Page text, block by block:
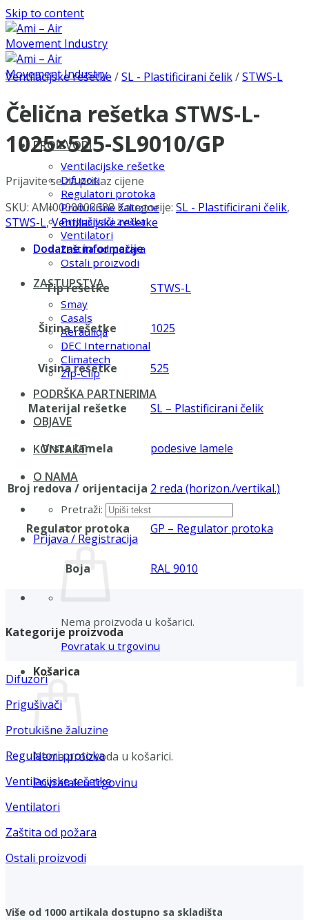
Skip to content
PROIZVODI
Ventilacijske rešetke
Difuzori
Regulatori protoka
Protukišne žaluzine
Prigušivači zvuka
Ventilatori
Zaštita od požara
Ostali proizvodi
ZASTUPSTVA
Smay
Casals
Aerauliqa
DEC International
Climatech
Zip-Clip
PODRŠKA PARTNERIMA
OBJAVE
KONTAKT
O NAMA
Pretraži:
Prijava / Registracija
Nema proizvoda u košarici.
Povratak u trgovinu
Košarica
Nema proizvoda u košarici.
Povratak u trgovinu
Ventilacijske rešetke /SL - Plastificirani čelik/STWS-L
Čelična rešetka STWS-L-
1025×525-SL9010/GP
Prijavite se za prikaz cijene
SKU: AMI0000003688 Kategorije: SL - Plastificirani čelik,
STWS-L,Ventilacijske rešetke
Dodatne informacije
Tip rešetke STWS-L
Širina rešetke 1025
Visina rešetke 525
Materijal rešetke SL – Plastificirani čelik
Vrsta lamela podesive lamele
Broj redova / orijentacija 2 reda (horizon./vertikal.)
Regulator protoka GP – Regulator protoka
Boja RAL 9010
Kategorije proizvoda
Difuzori
Prigušivači
Protukišne žaluzine
Regulatori protoka
Ventilacijske rešetke
Ventilatori
Zaštita od požara
Ostali proizvodi
Više od 1000 artikala dostupno sa skladišta